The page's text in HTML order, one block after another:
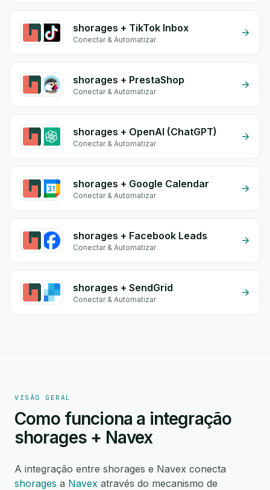
shorages + TikTok Inbox
Conectar & Automatizar
shorages + PrestaShop
Conectar & Automatizar
shorages + OpenAI (ChatGPT)
Conectar & Automatizar
shorages + Google Calendar
Conectar & Automatizar
shorages + Facebook Leads
Conectar & Automatizar
shorages + SendGrid
Conectar & Automatizar
VISÃO GERAL
Como funciona a integração
shorages + Navex
A integração entre shorages e Navex conecta
shorages a Navex através do mecanismo de